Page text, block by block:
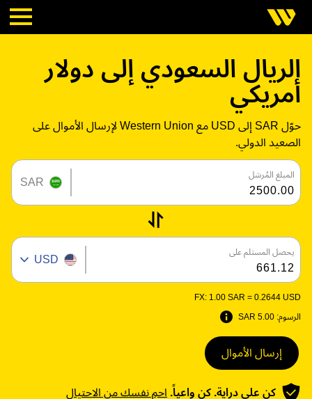
الريال السعودي إلى دولار
أمريكي
حوّل SAR إلى USD مع Western Union لإرسال الأموال على
الصعيد الدولي.
المبلغ المُرسَل
SAR
يحصل المستلم على
USD
FX: 1.00 SAR = 0.2644 USD
الرسوم: 5.00 SAR
إرسال الأموال
كن على دراية. كن واعياً. احمِ نفسك من الاحتيال